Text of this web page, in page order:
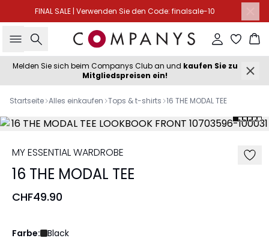
FINAL SALE | Verwenden Sie den Code: finalsale-10
Suche Einloggen
Melden Sie sich beim Companys Club an und kaufen Sie zu
Mitgliedspreisen ein!
Startseite Alles einkaufen Tops & t-shirts 16 THE MODAL TEE
MY ESSENTIAL WARDROBE
16 THE MODAL TEE
CHF49.90
Farbe: Black